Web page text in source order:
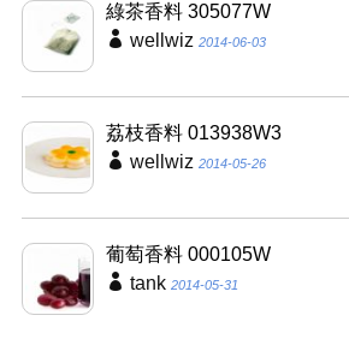
綠茶香料 305077W
wellwiz 2014-06-03
荔枝香料 013938W3
wellwiz 2014-05-26
葡萄香料 000105W
tank 2014-05-31